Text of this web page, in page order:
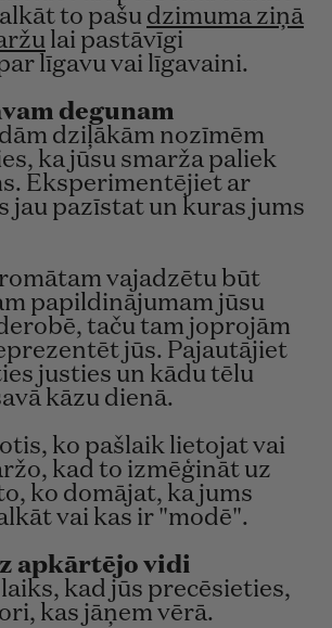
to pašu dzimuma ziņā
lai pastāvīgi
līgavu vai līgavaini.
degunam
dziļākām nozīmēm
ka jūsu smarža paliek
Eksperimentējiet ar
jau pazīstat un kuras jums
vajadzētu būt
papildinājumam jūsu
taču tam joprojām
jūs. Pajautājiet
justies un kādu tēlu
kāzu dienā.
ko pašlaik lietojat vai
kad to izmēģināt uz
ko domājat, ka jums
vai kas ir "modē".
apkārtējo vidi
kad jūs precēsieties,
kas jāņem vērā.